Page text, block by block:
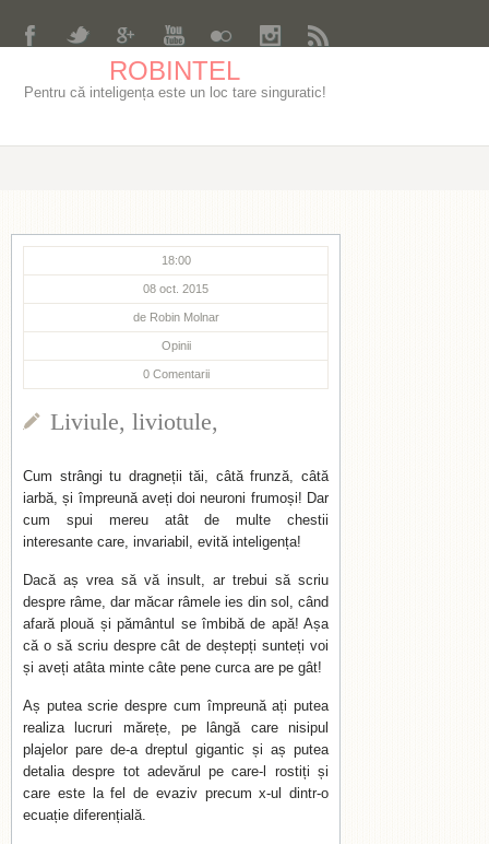
ROBINTEL
Pentru că inteligența este un loc tare singuratic!
18:00
08 oct. 2015
de Robin Molnar
Opinii
0 Comentarii
Liviule, liviotule,
Cum strângi tu dragneții tăi, câtă frunză, câtă
iarbă, și împreună aveți doi neuroni frumoși! Dar
cum spui mereu atât de multe chestii
interesante care, invariabil, evită inteligența!
Dacă aș vrea să vă insult, ar trebui să scriu
despre râme, dar măcar râmele ies din sol, când
afară plouă și pământul se îmbibă de apă! Așa
că o să scriu despre cât de deștepți sunteți voi
și aveți atâta minte câte pene curca are pe gât!
Aș putea scrie despre cum împreună ați putea
realiza lucruri mărețe, pe lângă care nisipul
plajelor pare de-a dreptul gigantic și aș putea
detalia despre tot adevărul pe care-l rostiți și
care este la fel de evaziv precum x-ul dintr-o
ecuație diferențială.